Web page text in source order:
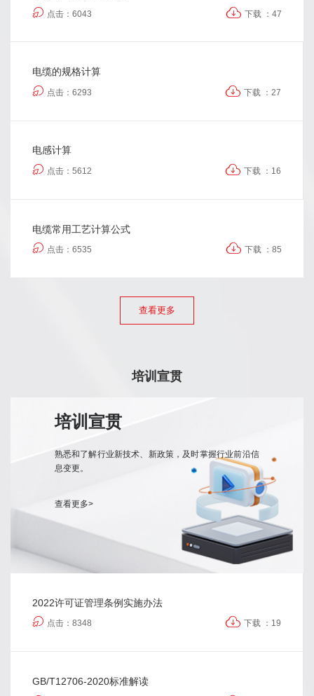
点击：6043 下载 ：47
电缆的规格计算
点击：6293 下载 ：27
电感计算
点击：5612 下载 ：16
电缆常用工艺计算公式
点击：6535 下载 ：85
查看更多
培训宣贯
培训宣贯
熟悉和了解行业新技术、新政策，及时掌握行业前沿信
息变更。
查看更多>
2022许可证管理条例实施办法
点击：8348 下载 ：19
GB/T12706-2020标准解读